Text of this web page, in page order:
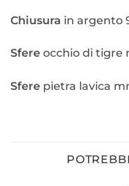
Chiusura in argento
Sfere occhio di tigre
Sfere pietra lavica